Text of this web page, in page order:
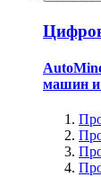
машин и